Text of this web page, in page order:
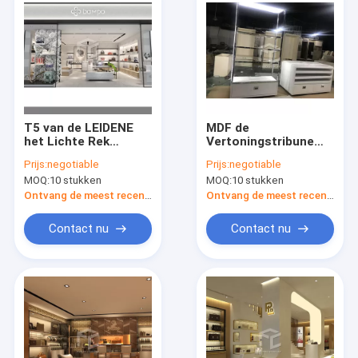
Producten
Ongeveer ons
T5 van de LEIDENE
het Lichte Rek
Winkeloem Baksel
het Schilderen
Prijs:negotiable
MOQ:10 stukken
Ontvang de meest recente Prijs
Contact nu
MDF de
Vertoningstribune
Handtasopslag
Aangemaakte de
Winkeldecoratie van
Prijs:negotiable
MOQ:10 stukken
Ontvang de meest recente Prijs
Contact nu